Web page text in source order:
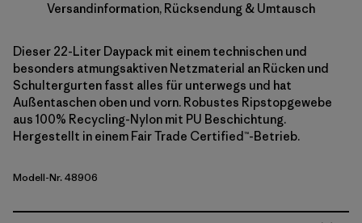
Versandinformation, Rücksendung & Umtausch
Dieser 22-Liter Daypack mit einem technischen und
besonders atmungsaktiven Netzmaterial an Rücken und
Schultergurten fasst alles für unterwegs und hat
Außentaschen oben und vorn. Robustes Ripstopgewebe
aus 100% Recycling-Nylon mit PU Beschichtung.
Hergestellt in einem Fair Trade Certified™-Betrieb.
Modell-Nr. 48906